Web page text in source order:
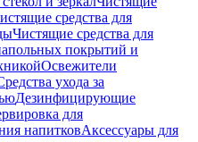
средства для
Чистящие средства для
покрытий и
Освежители
ухода за
Дезинфицирующие
для
напитковАксессуары для